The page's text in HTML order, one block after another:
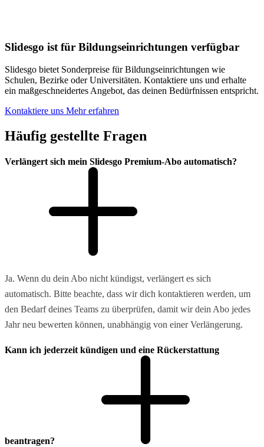
Slidesgo ist für Bildungseinrichtungen verfügbar
Slidesgo bietet Sonderpreise für Bildungseinrichtungen wie
Schulen, Bezirke oder Universitäten. Kontaktiere uns und erhalte
ein maßgeschneidertes Angebot, das deinen Bedürfnissen entspricht.
Kontaktiere uns Mehr erfahren
Häufig gestellte Fragen
Verlängert sich mein Slidesgo Premium-Abo automatisch?
Ja. Wenn du dein Abo nicht kündigst, verlängert es sich
automatisch. Bitte beachte, dass wir dich kontaktieren werden, um
den Bedarf deines Teams zu überprüfen, damit wir dein Abo jedes
Jahr neu bewerten können, unabhängig von einer Verlängerung.
Kann ich jederzeit kündigen und eine Rückerstattung
beantragen?